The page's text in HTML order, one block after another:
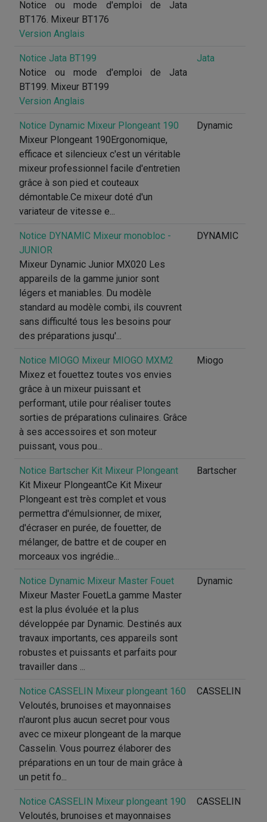
Notice ou mode d'emploi de Jata
BT176. Mixeur BT176
Version Anglais
Notice Jata BT199
Notice ou mode d'emploi de Jata
BT199. Mixeur BT199
Version Anglais
Jata
Notice Dynamic Mixeur Plongeant 190
Mixeur Plongeant 190Ergonomique,
efficace et silencieux c'est un véritable
mixeur professionnel facile d'entretien
grâce à son pied et couteaux
démontable.Ce mixeur doté d'un
variateur de vitesse e...
Dynamic
Notice DYNAMIC Mixeur monobloc -
JUNIOR
Mixeur Dynamic Junior MX020 Les
appareils de la gamme junior sont
légers et maniables. Du modèle
standard au modèle combi, ils couvrent
sans difficulté tous les besoins pour
des préparations jusqu'...
DYNAMIC
Notice MIOGO Mixeur MIOGO MXM2
Mixez et fouettez toutes vos envies
grâce à un mixeur puissant et
performant, utile pour réaliser toutes
sorties de préparations culinaires. Grâce
à ses accessoires et son moteur
puissant, vous pou...
Miogo
Notice Bartscher Kit Mixeur Plongeant
Kit Mixeur PlongeantCe Kit Mixeur
Plongeant est très complet et vous
permettra d'émulsionner, de mixer,
d'écraser en purée, de fouetter, de
mélanger, de battre et de couper en
morceaux vos ingrédie...
Bartscher
Notice Dynamic Mixeur Master Fouet
Mixeur Master FouetLa gamme Master
est la plus évoluée et la plus
développée par Dynamic. Destinés aux
travaux importants, ces appareils sont
robustes et puissants et parfaits pour
travailler dans ...
Dynamic
Notice CASSELIN Mixeur plongeant 160
Veloutés, brunoises et mayonnaises
n'auront plus aucun secret pour vous
avec ce mixeur plongeant de la marque
Casselin. Vous pourrez élaborer des
préparations en un tour de main grâce à
un petit fo...
CASSELIN
Notice CASSELIN Mixeur plongeant 190
Veloutés, brunoises et mayonnaises
CASSELIN